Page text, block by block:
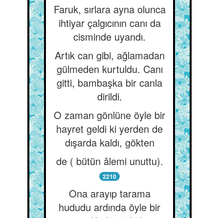
Faruk, sırlara ayna olunca
ihtiyar çalgıcının canı da
cisminde uyandı.
Artık can gibi, ağlamadan
gülmeden kurtuldu. Canı
gitti, bambaşka bir canla
dirildi.
O zaman gönlüne öyle bir
hayret geldi ki yerden de
dışarda kaldı, gökten
de ( bütün âlemi unuttu).
2210
Ona arayıp tarama
hududu ardında öyle bir